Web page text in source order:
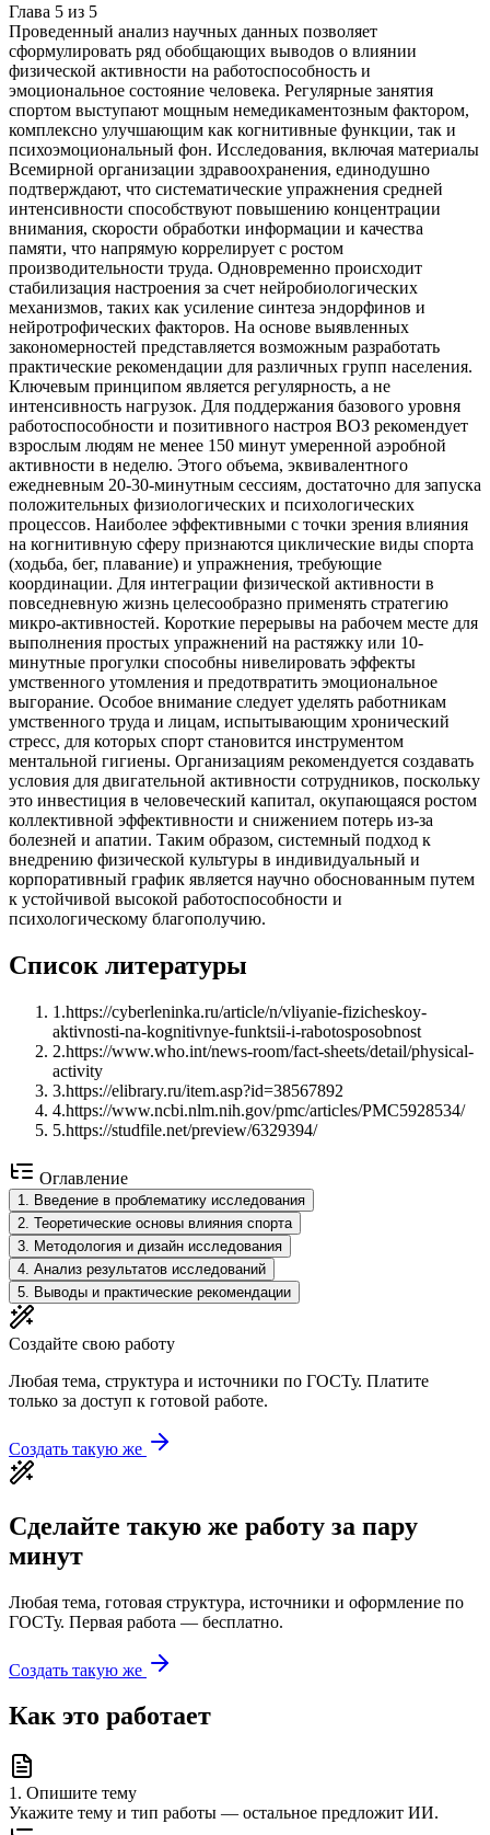
Глава 5 из 5
Проведенный анализ научных данных позволяет
сформулировать ряд обобщающих выводов о влиянии
физической активности на работоспособность и
эмоциональное состояние человека. Регулярные занятия
спортом выступают мощным немедикаментозным фактором,
комплексно улучшающим как когнитивные функции, так и
психоэмоциональный фон. Исследования, включая материалы
Всемирной организации здравоохранения, единодушно
подтверждают, что систематические упражнения средней
интенсивности способствуют повышению концентрации
внимания, скорости обработки информации и качества
памяти, что напрямую коррелирует с ростом
производительности труда. Одновременно происходит
стабилизация настроения за счет нейробиологических
механизмов, таких как усиление синтеза эндорфинов и
нейротрофических факторов. На основе выявленных
закономерностей представляется возможным разработать
практические рекомендации для различных групп населения.
Ключевым принципом является регулярность, а не
интенсивность нагрузок. Для поддержания базового уровня
работоспособности и позитивного настроя ВОЗ рекомендует
взрослым людям не менее 150 минут умеренной аэробной
активности в неделю. Этого объема, эквивалентного
ежедневным 20-30-минутным сессиям, достаточно для запуска
положительных физиологических и психологических
процессов. Наиболее эффективными с точки зрения влияния
на когнитивную сферу признаются циклические виды спорта
(ходьба, бег, плавание) и упражнения, требующие
координации. Для интеграции физической активности в
повседневную жизнь целесообразно применять стратегию
микро-активностей. Короткие перерывы на рабочем месте для
выполнения простых упражнений на растяжку или 10-
минутные прогулки способны нивелировать эффекты
умственного утомления и предотвратить эмоциональное
выгорание. Особое внимание следует уделять работникам
умственного труда и лицам, испытывающим хронический
стресс, для которых спорт становится инструментом
ментальной гигиены. Организациям рекомендуется создавать
условия для двигательной активности сотрудников, поскольку
это инвестиция в человеческий капитал, окупающаяся ростом
коллективной эффективности и снижением потерь из-за
болезней и апатии. Таким образом, системный подход к
внедрению физической культуры в индивидуальный и
корпоративный график является научно обоснованным путем
к устойчивой высокой работоспособности и
психологическому благополучию.
Список литературы
1 .https://cyberleninka.ru/article/n/vliyanie-fizicheskoy-
aktivnosti-na-kognitivnye-funktsii-i-rabotosposobnost
2.https://www.who.int/news-room/fact-sheets/detail/physical-
activity
3.https://elibrary.ru/item.asp?id=38567892
4.https://www.ncbi.nlm.nih.gov/pmc/articles/PMC5928534/
5.https://studfile.net/preview/6329394/
Оглавление
1
Введение в проблематику исследования
2 Теоретические основы влияния спорта
3
Методология и дизайн исследования
4 Анализ результатов исследований
5
Выводы и практические рекомендации
Создайте свою работу
Любая тема, структура и источники по ГОСТу. Платите
только за доступ к готовой работе.
Создать такую же
Сделайте такую же работу за пару
минут
Любая тема, готовая структура, источники и оформление по
ГОСТу. Первая работа — бесплатно.
Создать такую же
Как это работает
1 . Опишите тему
Укажите тему и тип работы — остальное предложит ИИ.